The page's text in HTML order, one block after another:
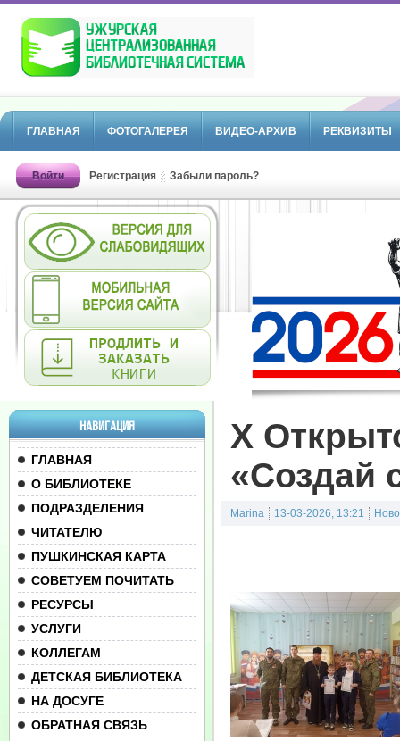
ГЛАВНАЯ ФОТОГАЛЕРЕЯ ВИДЕО-АРХИВ РЕКВИЗИТЫ
Войти Регистрация Забыли пароль?
НАВИГАЦИЯ
ГЛАВНАЯ
О БИБЛИОТЕКЕ
ПОДРАЗДЕЛЕНИЯ
ЧИТАТЕЛЮ
ПУШКИНСКАЯ КАРТА
СОВЕТУЕМ ПОЧИТАТЬ
РЕСУРСЫ
УСЛУГИ
КОЛЛЕГАМ
ДЕТСКАЯ БИБЛИОТЕКА
НА ДОСУГЕ
ОБРАТНАЯ СВЯЗЬ
X
«Создай
Marina 13-03-2026, 13:21